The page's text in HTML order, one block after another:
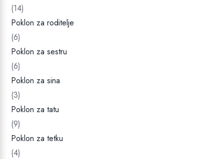
(14)
Poklon za roditelje
(6)
Poklon za sestru
(6)
Poklon za sina
(3)
Poklon za tatu
(9)
Poklon za tetku
(4)